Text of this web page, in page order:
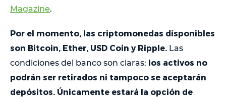
Magazine.
Por el momento, las criptomonedas disponibles
son Bitcoin, Ether, USD Coin y Ripple. Las
condiciones del banco son claras: los activos no
podrán ser retirados ni tampoco se aceptarán
depósitos. Únicamente estará la opción de